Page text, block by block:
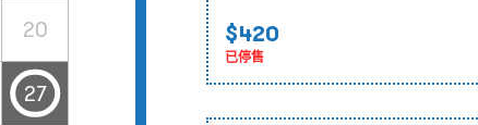
20
27
$420
已停售